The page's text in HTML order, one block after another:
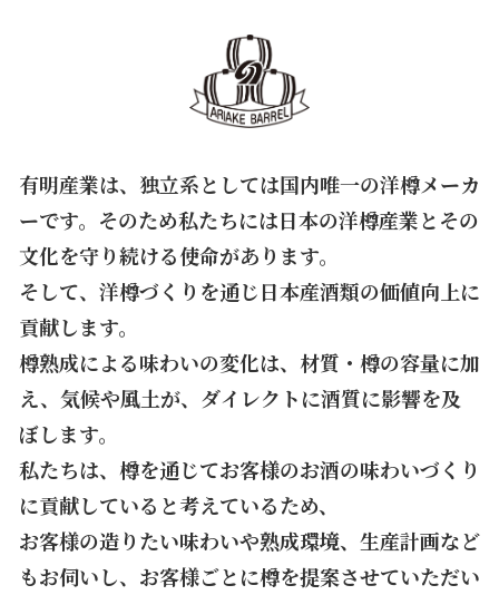
有明産業は、独立系としては国内唯一の洋樽メーカ
ーです。そのため私たちには日本の洋樽産業とその
文化を守り続ける使命があります。
そして、洋樽づくりを通じ日本産酒類の価値向上に
貢献します。
樽熟成による味わいの変化は、材質・樽の容量に加
え、気候や風土が、ダイレクトに酒質に影響を及
ぼします。
私たちは、樽を通じてお客様のお酒の味わいづくり
に貢献していると考えているため、
お客様の造りたい味わいや熟成環境、生産計画など
もお伺いし、お客様ごとに樽を提案させていただい